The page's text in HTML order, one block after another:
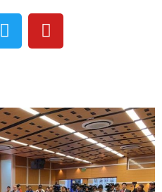
T
w
i
r
Y
o
u
e